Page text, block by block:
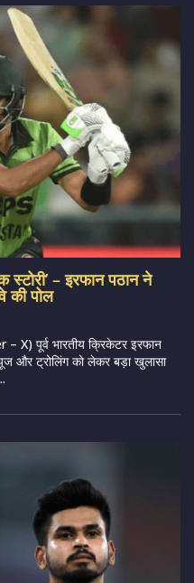
स्टोरी’ – इरफान पठान ने
की पोल
पूर्व भारतीय क्रिकेटर इरफान
और ट्रोलिंग को लेकर बड़ा खुलासा